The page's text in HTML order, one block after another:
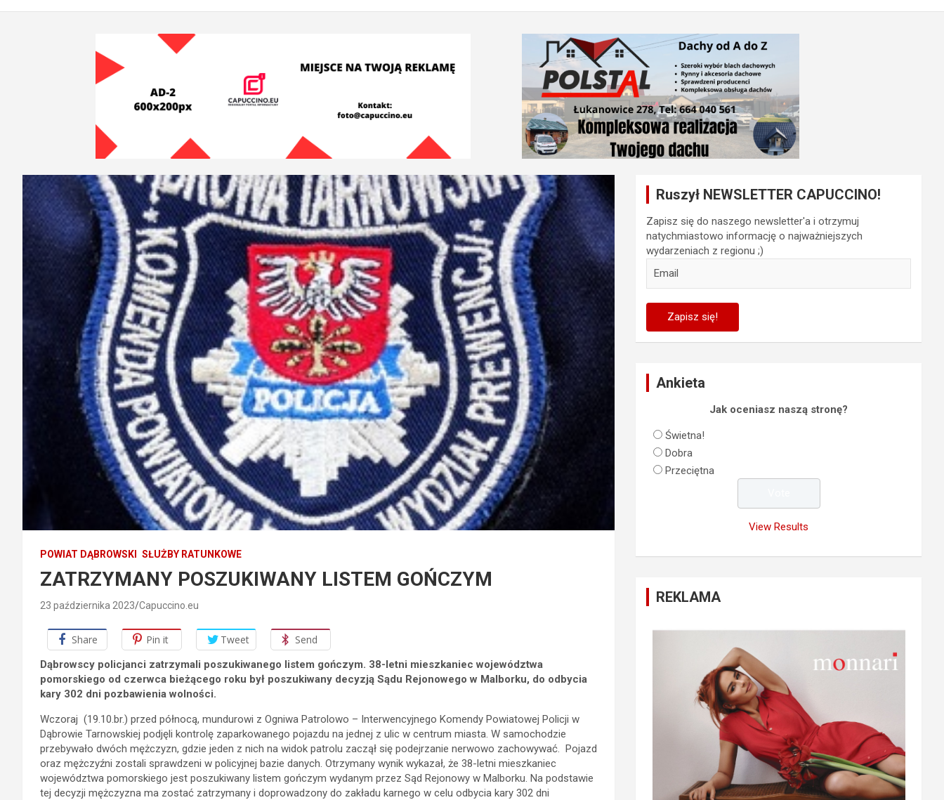
POWIAT DĄBROWSKI SŁUŻBY RATUNKOWE
ZATRZYMANY POSZUKIWANY LISTEM GOŃCZYM
23 października 2023 Capuccino.eu
Share Pin it Tweet Send
Dąbrowscy policjanci zatrzymali poszukiwanego listem gończym. 38-letni mieszkaniec województwa
pomorskiego od czerwca bieżącego roku był poszukiwany decyzją Sądu Rejonowego w Malborku, do odbycia
kary 302 dni pozbawienia wolności.
Wczoraj (19.10.br.) przed północą, mundurowi z Ogniwa Patrolowo – Interwencyjnego Komendy Powiatowej Policji w
Dąbrowie Tarnowskiej podjęli kontrolę zaparkowanego pojazdu na jednej z ulic w centrum miasta. W samochodzie
przebywało dwóch mężczyzn, gdzie jeden z nich na widok patrolu zaczął się podejrzanie nerwowo zachowywać. Pojazd
oraz mężczyźni zostali sprawdzeni w policyjnej bazie danych. Otrzymany wynik wykazał, że 38-letni mieszkaniec
województwa pomorskiego jest poszukiwany listem gończym wydanym przez Sąd Rejonowy w Malborku. Na podstawie
tej decyzji mężczyzna ma zostać zatrzymany i doprowadzony do zakładu karnego w celu odbycia kary 302 dni
Ruszył NEWSLETTER CAPUCCINO!
Zapisz się do naszego newsletter'a i otrzymuj
natychmiastowo informację o najważniejszych
wydarzeniach z regionu ;)
Ankieta
Jak oceniasz naszą stronę?
Świetna!
Dobra
Przeciętna
View Results
REKLAMA